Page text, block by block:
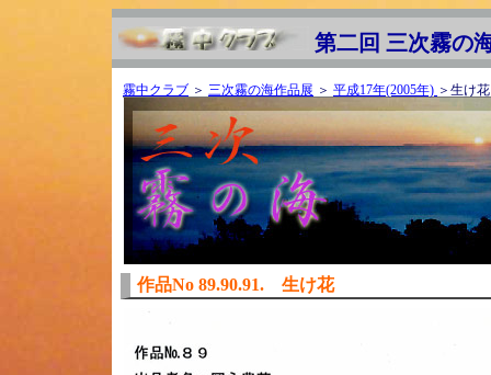
第二回 三次霧の
霧中クラブ ＞ 三次霧の海作品展 ＞ 平成17年(2005年) ＞生け花
作品No 89.90.91. 生け花